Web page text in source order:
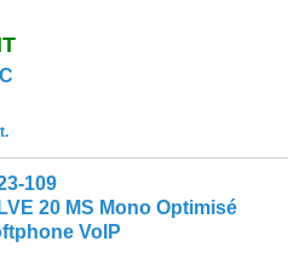
109
20 MS Mono Optimisé
VoIP